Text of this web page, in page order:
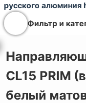
русского
Фильтр и
CL15 PRIM
белый